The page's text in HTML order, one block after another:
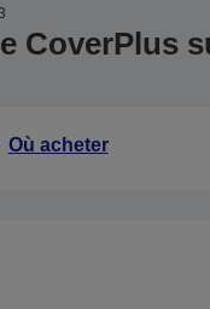
CoverPlus
Où acheter